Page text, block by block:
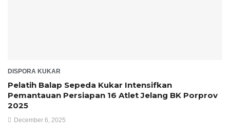
DISPORA KUKAR
Pelatih Balap Sepeda Kukar Intensifkan
Pemantauan Persiapan 16 Atlet Jelang BK Porprov
2025
December 6, 2025